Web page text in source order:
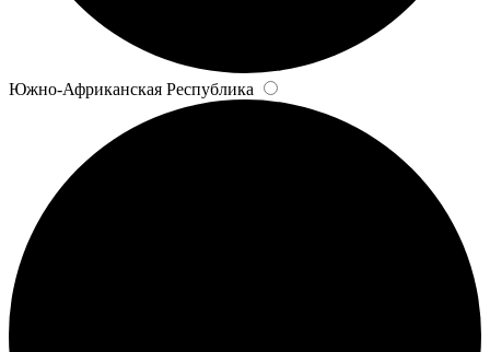
Южно-Африканская Республика